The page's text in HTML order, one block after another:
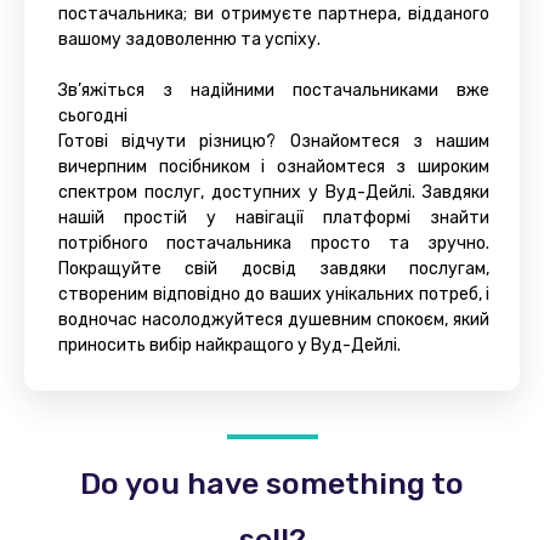
постачальника; ви отримуєте партнера, відданого
вашому задоволенню та успіху.
Зв’яжіться з надійними постачальниками вже
сьогодні
Готові відчути різницю? Ознайомтеся з нашим
вичерпним посібником і ознайомтеся з широким
спектром послуг, доступних у Вуд-Дейлі. Завдяки
нашій простій у навігації платформі знайти
потрібного постачальника просто та зручно.
Покращуйте свій досвід завдяки послугам,
створеним відповідно до ваших унікальних потреб, і
водночас насолоджуйтеся душевним спокоєм, який
приносить вибір найкращого у Вуд-Дейлі.
Do you have something to